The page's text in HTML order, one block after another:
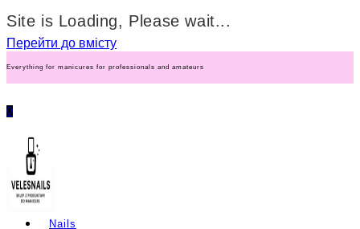
Site is Loading, Please wait...
Перейти до вмісту
Everything for manicures for professionals and amateurs
0
Nails